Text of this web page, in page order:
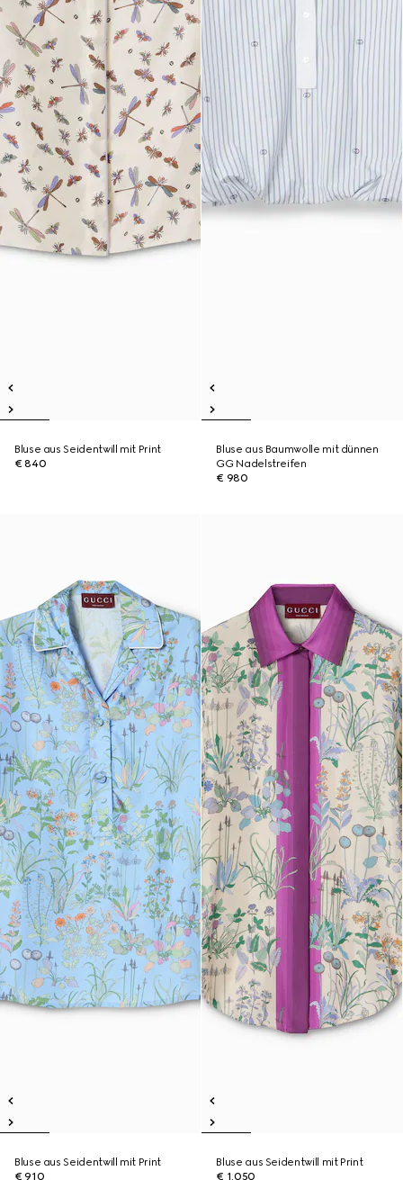
Bluse aus Seidentwill mit Print
€ 840
Bluse aus Baumwolle mit dünnen
GG Nadelstreifen
€ 980
Bluse aus Seidentwill mit Print
€ 910
Bluse aus Seidentwill mit Print
€ 1.050